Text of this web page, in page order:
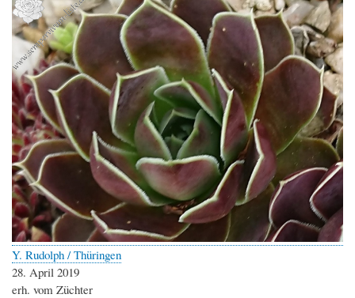
Y. Rudolph / Thüringen
28. April 2019
erh. vom Züchter